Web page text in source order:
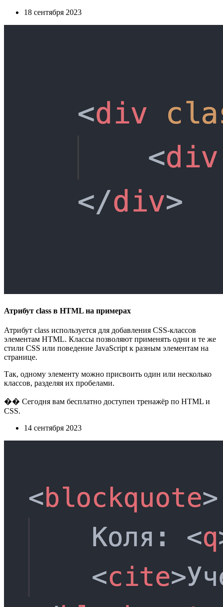
18 сентября 2023
Атрибут class в HTML на примерах
Атрибут class используется для добавления CSS-классов
элементам HTML. Классы позволяют применять одни и те же
стили CSS или поведение JavaScript к разным элементам на
странице.
Так, одному элементу можно присвоить один или несколько
классов, разделяя их пробелами.
�� Сегодня вам бесплатно доступен тренажёр по HTML и
CSS.
14 сентября 2023